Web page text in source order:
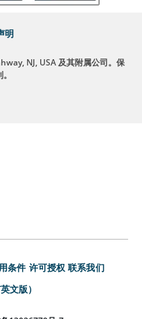
明
NJ, USA 及其附属公司。保
条件 许可授权 联系我们
文版）